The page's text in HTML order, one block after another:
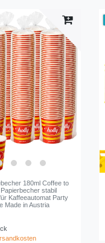
180ml Coffee to
stabil
Kaffeeautomat Party
Made in Austria